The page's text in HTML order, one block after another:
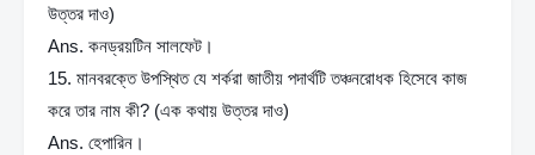
উত্তর দাও)
Ans. কনড্রয়টিন সালফেট।
15. মানবরক্তে উপস্থিত যে শর্করা জাতীয় পদার্থটি তঞ্চনরোধক হিসেবে কাজ
করে তার নাম কী? (এক কথায় উত্তর দাও)
Ans. হেপারিন।